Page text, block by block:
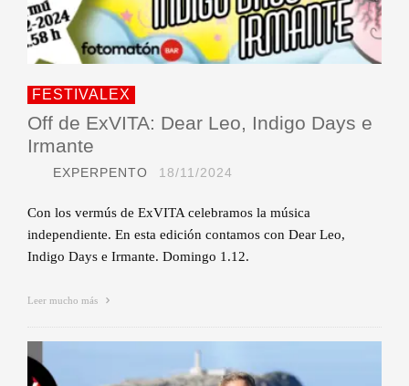
FESTIVALEX
Off de ExVITA: Dear Leo, Indigo Days e
Irmante
EXPERPENTO 18/11/2024
Con los vermús de ExVITA celebramos la música
independiente. En esta edición contamos con Dear Leo,
Indigo Days e Irmante. Domingo 1.12.
Leer mucho más